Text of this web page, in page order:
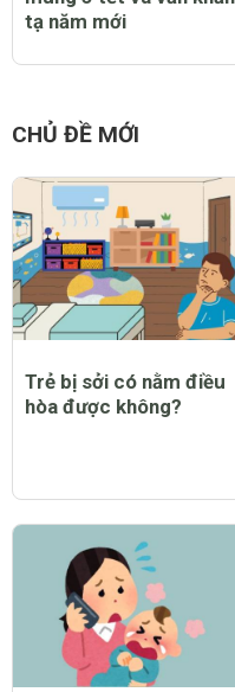
tạ năm mới
CHỦ ĐỀ MỚI
Trẻ bị sởi có nằm điều
hòa được không?